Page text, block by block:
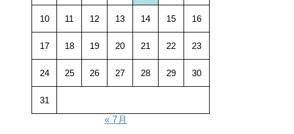
10 11 12 13 14 15 16
17 18 19 20 21 22 23
24 25 26 27 28 29 30
31
« 7月